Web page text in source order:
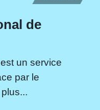
de
un service
par le